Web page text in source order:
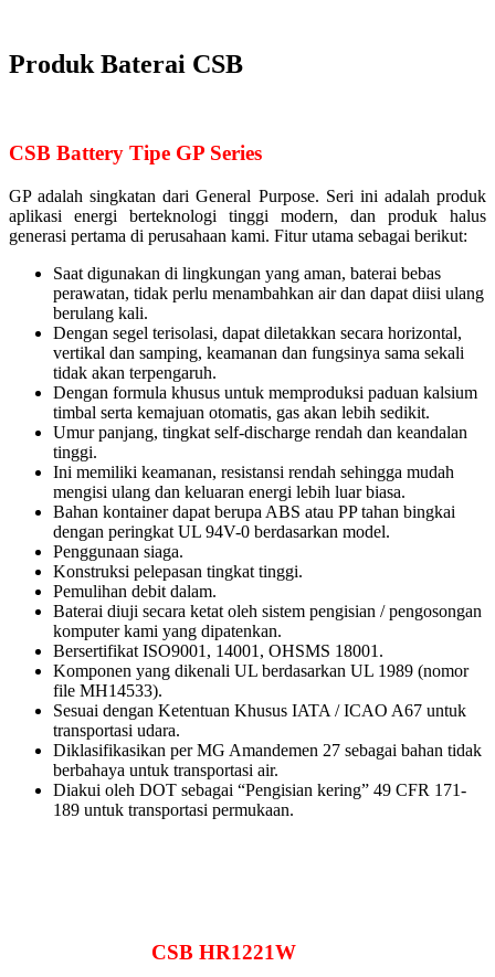
Produk Baterai CSB
CSB Battery Tipe GP Series
GP adalah singkatan dari General Purpose. Seri ini adalah produk
aplikasi energi berteknologi tinggi modern, dan produk halus
generasi pertama di perusahaan kami. Fitur utama sebagai berikut:
Saat digunakan di lingkungan yang aman, baterai bebas
perawatan, tidak perlu menambahkan air dan dapat diisi ulang
berulang kali.
Dengan segel terisolasi, dapat diletakkan secara horizontal,
vertikal dan samping, keamanan dan fungsinya sama sekali
tidak akan terpengaruh.
Dengan formula khusus untuk memproduksi paduan kalsium
timbal serta kemajuan otomatis, gas akan lebih sedikit.
Umur panjang, tingkat self-discharge rendah dan keandalan
tinggi.
Ini memiliki keamanan, resistansi rendah sehingga mudah
mengisi ulang dan keluaran energi lebih luar biasa.
Bahan kontainer dapat berupa ABS atau PP tahan bingkai
dengan peringkat UL 94V-0 berdasarkan model.
Penggunaan siaga.
Konstruksi pelepasan tingkat tinggi.
Pemulihan debit dalam.
Baterai diuji secara ketat oleh sistem pengisian / pengosongan
komputer kami yang dipatenkan.
Bersertifikat ISO9001, 14001, OHSMS 18001.
Komponen yang dikenali UL berdasarkan UL 1989 (nomor
file MH14533).
Sesuai dengan Ketentuan Khusus IATA / ICAO A67 untuk
transportasi udara.
Diklasifikasikan per MG Amandemen 27 sebagai bahan tidak
berbahaya untuk transportasi air.
Diakui oleh DOT sebagai “Pengisian kering” 49 CFR 171-
189 untuk transportasi permukaan.
CSB HR1221W